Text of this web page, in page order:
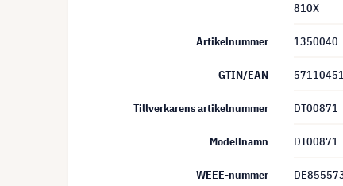
810X
Artikelnummer 1350040
GTIN/EAN
Tillverkarens artikelnummer DT00871
Modellnamn DT00871
WEEE-nummer